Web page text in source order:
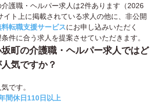
護職・ヘルパー求人は2件あります（2026
ト上に掲載されている求人の他に、非公開
料転職支援サービスにお申し込みいただく
件に合う求人を提案させていただきます。
町の介護職・ヘルパー求人ではど
気ですか？
です。
間休日110日以上